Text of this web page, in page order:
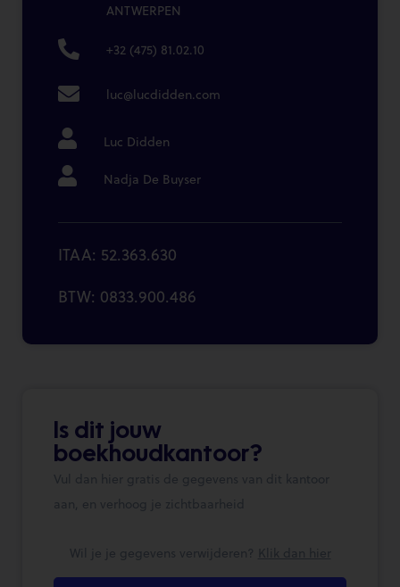
ANTWERPEN
+32 (475) 81.02.10
luc@lucdidden.com
Luc Didden
Nadja De Buyser
ITAA: 52.363.630
BTW: 0833.900.486
Is dit jouw
boekhoudkantoor?
Vul dan hier gratis de gegevens van dit kantoor
aan, en verhoog je zichtbaarheid
Wil je je gegevens verwijderen? Klik dan hier